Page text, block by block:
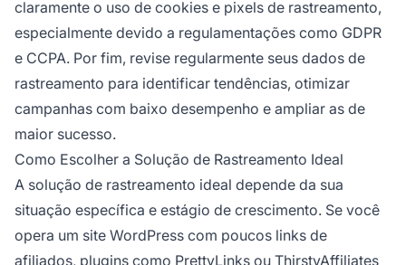
claramente o uso de cookies e pixels de rastreamento,
especialmente devido a regulamentações como GDPR
e CCPA. Por fim, revise regularmente seus dados de
rastreamento para identificar tendências, otimizar
campanhas com baixo desempenho e ampliar as de
maior sucesso.
Como Escolher a Solução de Rastreamento Ideal
A solução de rastreamento ideal depende da sua
situação específica e estágio de crescimento. Se você
opera um site WordPress com poucos links de
afiliados, plugins como PrettyLinks ou ThirstyAffiliates